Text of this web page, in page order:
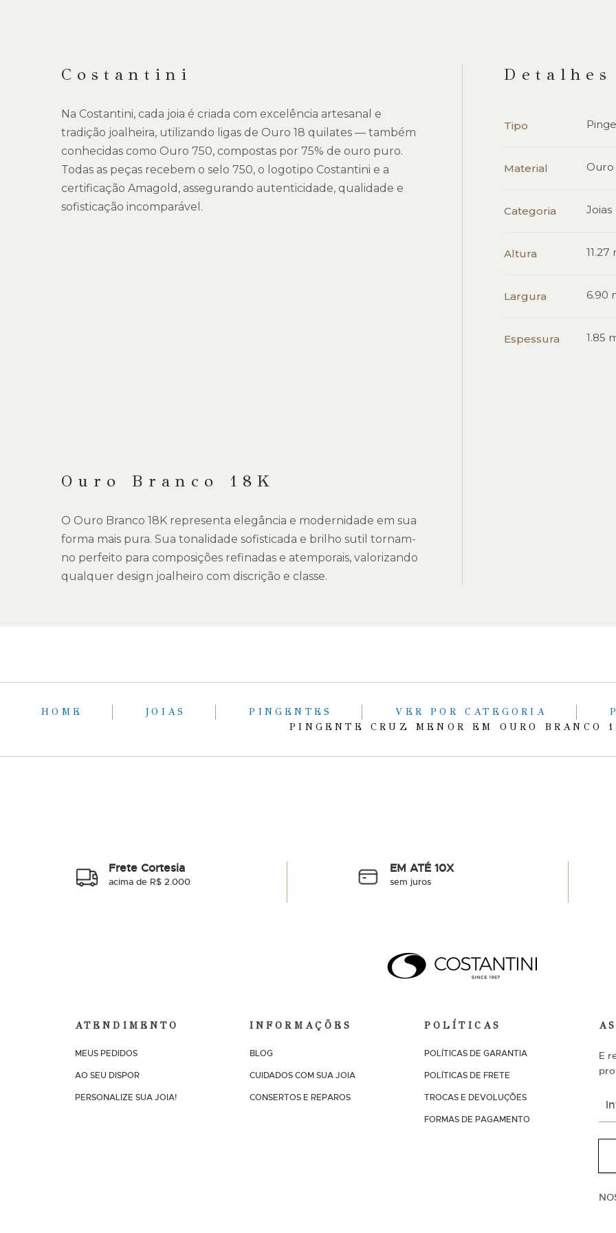
Costantini
Na Costantini, cada joia é criada com excelência artesanal e
tradição joalheira, utilizando ligas de Ouro 18 quilates — também
conhecidas como Ouro 750, compostas por 75% de ouro puro.
Todas as peças recebem o selo 750, o logotipo Costantini e a
certificação Amagold, assegurando autenticidade, qualidade e
sofisticação incomparável.
Ouro Branco 18K
O Ouro Branco 18K representa elegância e modernidade em sua
forma mais pura. Sua tonalidade sofisticada e brilho sutil tornam-
no perfeito para composições refinadas e atemporais, valorizando
qualquer design joalheiro com discrição e classe.
Tipo
Material Ouro
Categoria Joias
Altura 11.27
Largura 6.90
Espessura 1.85
HOME JOIAS PINGENTES VER POR CATEGORIA
PINGENTE CRUZ MENOR EM OURO BRANCO
Frete Cortesia
acima de R$ 2.000
EM ATÉ 10X
sem juros
ATENDIMENTO
MEUS PEDIDOS
AO SEU DISPOR
PERSONALIZE SUA JOIA!
INFORMAÇÕES
BLOG
CUIDADOS COM SUA JOIA
CONSERTOS E REPAROS
POLÍTICAS
POLÍTICAS DE GARANTIA
POLÍTICAS DE FRETE
TROCAS E DEVOLUÇÕES
FORMAS DE PAGAMENTO
E
r
-
s